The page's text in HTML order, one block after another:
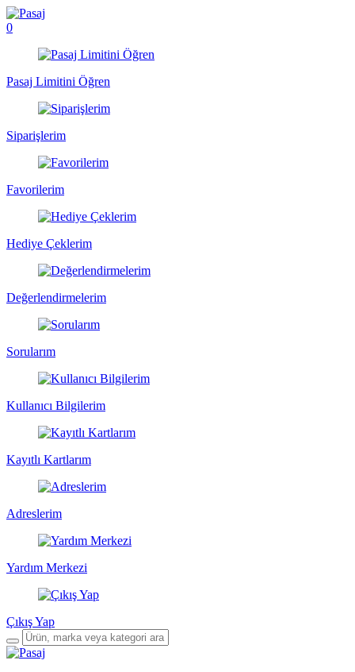
0
Pasaj Limitini Öğren
Siparişlerim
Favorilerim
Hediye Çeklerim
Değerlendirmelerim
Sorularım
Kullanıcı Bilgilerim
Kayıtlı Kartlarım
Adreslerim
Yardım Merkezi
Çıkış Yap